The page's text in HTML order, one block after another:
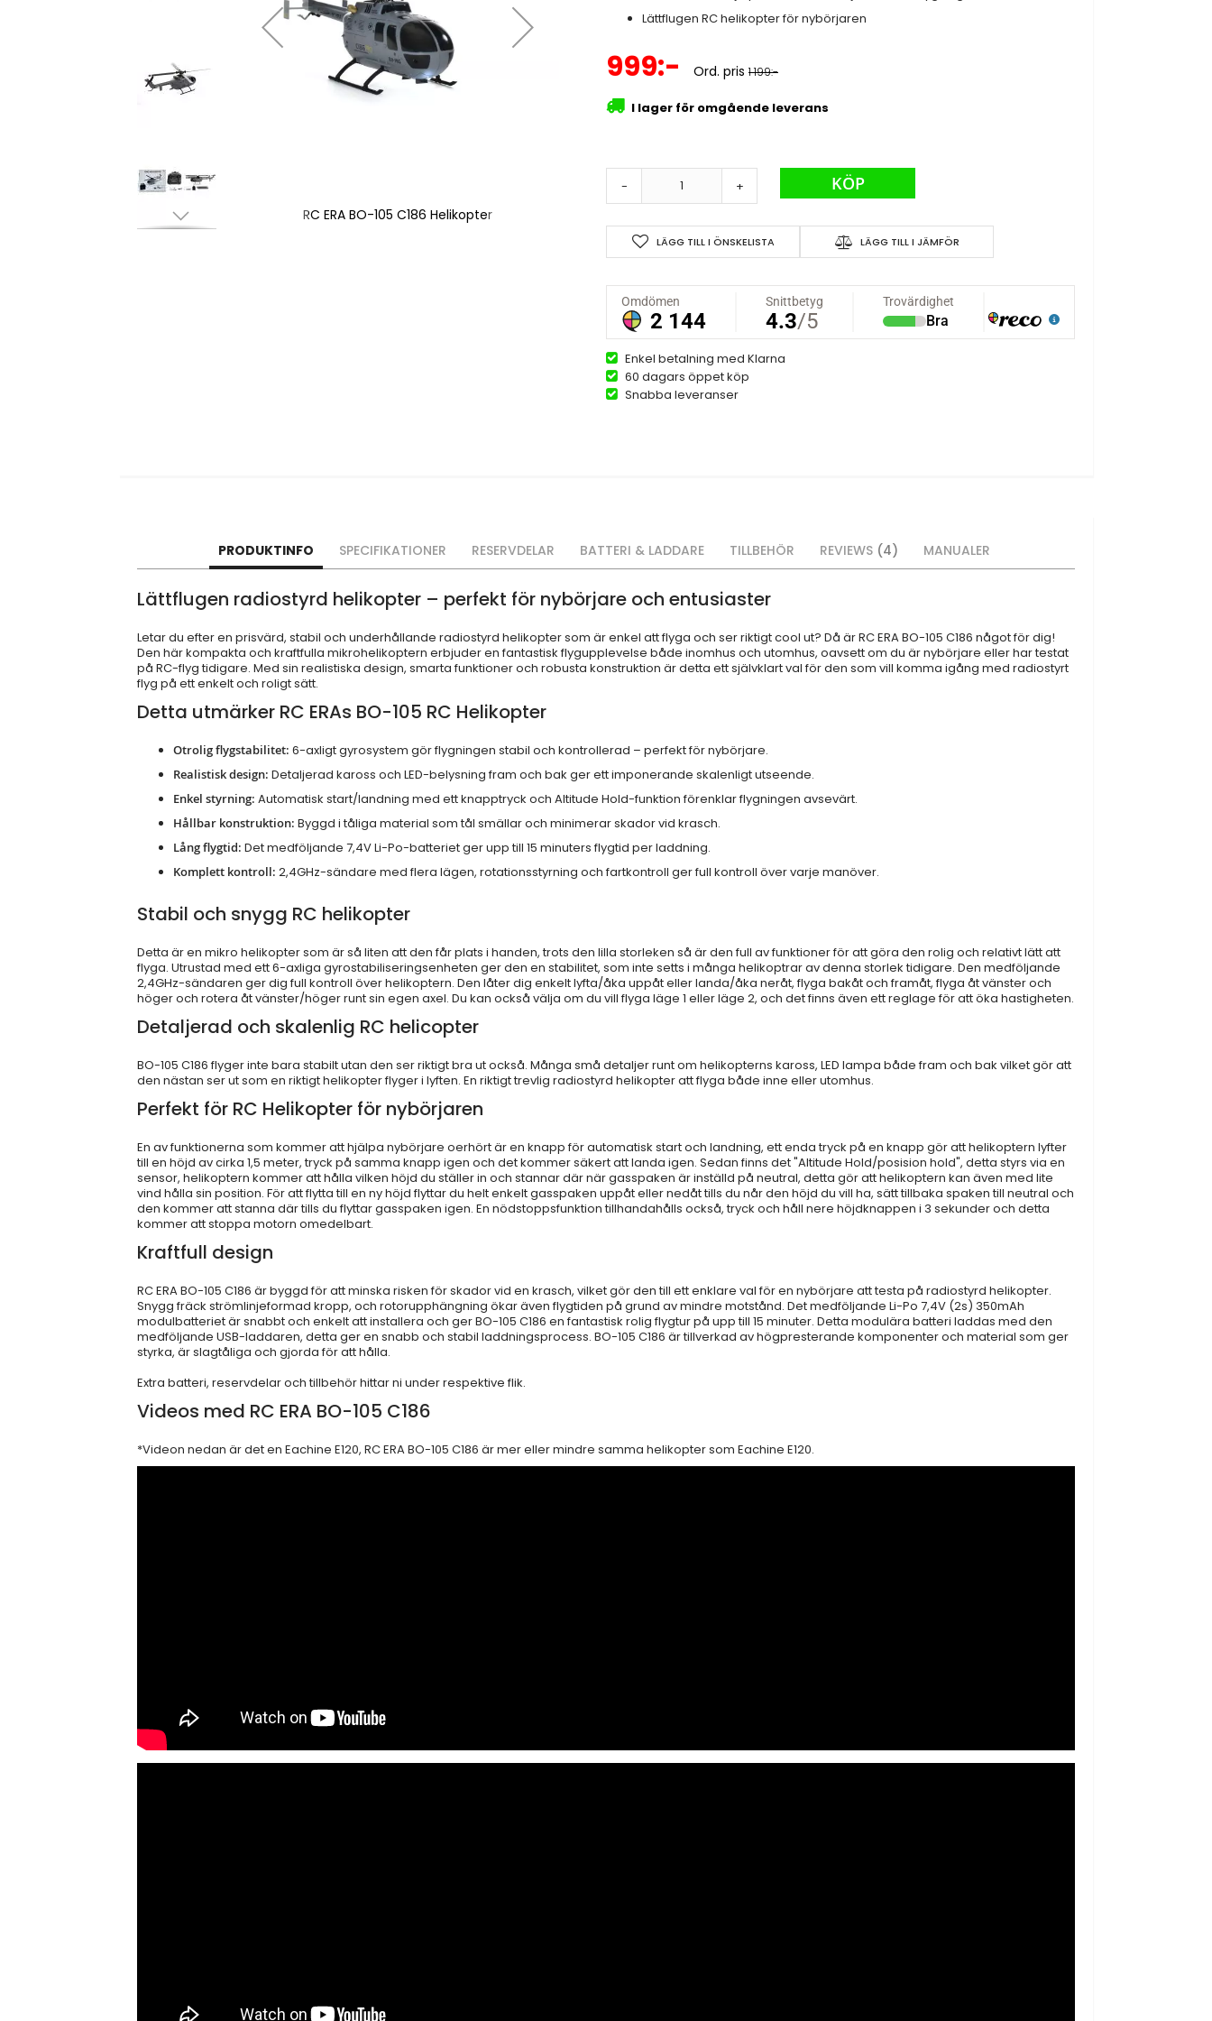
RC ERA BO-105 C186 Helikopter
Lättflugen RC helikopter för nybörjaren
Specialpris
999:- Ord. pris 1 199:-
I lager för omgående leverans
- + KÖP
LÄGG TILL I ÖNSKELISTA LÄGG TILL I JÄMFÖR
Enkel betalning med Klarna
60 dagars öppet köp
Snabba leveranser
PRODUKTINFO
Lättflugen radiostyrd helikopter – perfekt för nybörjare och entusiaster
Letar du efter en prisvärd, stabil och underhållande radiostyrd helikopter som är enkel att flyga och ser riktigt cool ut? Då är RC ERA BO-105 C186 något för dig!
Den här kompakta och kraftfulla mikrohelikoptern erbjuder en fantastisk flygupplevelse både inomhus och utomhus, oavsett om du är nybörjare eller har testat
på RC-flyg tidigare. Med sin realistiska design, smarta funktioner och robusta konstruktion är detta ett självklart val för den som vill komma igång med radiostyrt
flyg på ett enkelt och roligt sätt.
Detta utmärker RC ERAs BO-105 RC Helikopter
Otrolig flygstabilitet: 6-axligt gyrosystem gör flygningen stabil och kontrollerad – perfekt för nybörjare.
Realistisk design: Detaljerad kaross och LED-belysning fram och bak ger ett imponerande skalenligt utseende.
Enkel styrning: Automatisk start/landning med ett knapptryck och Altitude Hold-funktion förenklar flygningen avsevärt.
Hållbar konstruktion: Byggd i tåliga material som tål smällar och minimerar skador vid krasch.
Lång flygtid: Det medföljande 7,4V Li-Po-batteriet ger upp till 15 minuters flygtid per laddning.
Komplett kontroll: 2,4GHz-sändare med flera lägen, rotationsstyrning och fartkontroll ger full kontroll över varje manöver.
Stabil och snygg RC helikopter
Detta är en mikro helikopter som är så liten att den får plats i handen, trots den lilla storleken så är den full av funktioner för att göra den rolig och relativt lätt att
flyga. Utrustad med ett 6-axliga gyrostabiliseringsenheten ger den en stabilitet, som inte setts i många helikoptrar av denna storlek tidigare. Den medföljande
2,4GHz-sändaren ger dig full kontroll över helikoptern. Den låter dig enkelt lyfta/åka uppåt eller landa/åka neråt, flyga bakåt och framåt, flyga åt vänster och
höger och rotera åt vänster/höger runt sin egen axel. Du kan också välja om du vill flyga läge 1 eller läge 2, och det finns även ett reglage för att öka hastigheten.
Detaljerad och skalenlig RC helicopter
BO-105 C186 flyger inte bara stabilt utan den ser riktigt bra ut också. Många små detaljer runt om helikopterns kaross, LED lampa både fram och bak vilket gör att
den nästan ser ut som en riktigt helikopter flyger i lyften. En riktigt trevlig radiostyrd helikopter att flyga både inne eller utomhus.
Perfekt för RC Helikopter för nybörjaren
En av funktionerna som kommer att hjälpa nybörjare oerhört är en knapp för automatisk start och landning, ett enda tryck på en knapp gör att helikoptern lyfter
till en höjd av cirka 1,5 meter, tryck på samma knapp igen och det kommer säkert att landa igen. Sedan finns det "Altitude Hold/posision hold", detta styrs via en
sensor, helikoptern kommer att hålla vilken höjd du ställer in och stannar där när gasspaken är inställd på neutral, detta gör att helikoptern kan även med lite
vind hålla sin position. För att flytta till en ny höjd flyttar du helt enkelt gasspaken uppåt eller nedåt tills du når den höjd du vill ha, sätt tillbaka spaken till neutral och
den kommer att stanna där tills du flyttar gasspaken igen. En nödstoppsfunktion tillhandahålls också, tryck och håll nere höjdknappen i 3 sekunder och detta
kommer att stoppa motorn omedelbart.
Kraftfull design
RC ERA BO-105 C186 är byggd för att minska risken för skador vid en krasch, vilket gör den till ett enklare val för en nybörjare att testa på radiostyrd helikopter.
Snygg fräck strömlinjeformad kropp, och rotorupphängning ökar även flygtiden på grund av mindre motstånd. Det medföljande Li-Po 7,4V (2s) 350mAh
modulbatteriet är snabbt och enkelt att installera och ger BO-105 C186 en fantastisk rolig flygtur på upp till 15 minuter. Detta modulära batteri laddas med den
medföljande USB-laddaren, detta ger en snabb och stabil laddningsprocess. BO-105 C186 är tillverkad av högpresterande komponenter och material som ger
styrka, är slagtåliga och gjorda för att hålla.
Extra batteri, reservdelar och tillbehör hittar ni under respektive flik.
Videos med RC ERA BO-105 C186
*Videon nedan är det en Eachine E120, RC ERA BO-105 C186 är mer eller mindre samma helikopter som Eachine E120.
SPECIFIKATIONER RESERVDELAR BATTERI & LADDARE TILLBEHÖR REVIEWS 4 MANUALER